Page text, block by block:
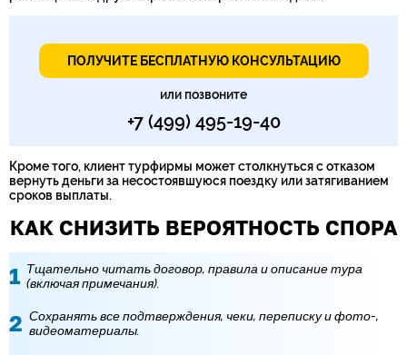
ПОЛУЧИТЕ БЕСПЛАТНУЮ КОНСУЛЬТАЦИЮ
или позвоните
+7 (499) 495-19-40
Кроме того, клиент турфирмы может столкнуться с отказом
вернуть деньги за несостоявшуюся поездку или затягиванием
сроков выплаты.
КАК СНИЗИТЬ ВЕРОЯТНОСТЬ СПОРА
Тщательно читать договор, правила и описание тура
(включая примечания).
Сохранять все подтверждения, чеки, переписку и фото-,
видеоматериалы.